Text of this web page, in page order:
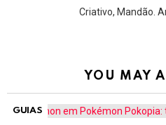
Criativo, Mandão.
YOU MAY
GUIAS